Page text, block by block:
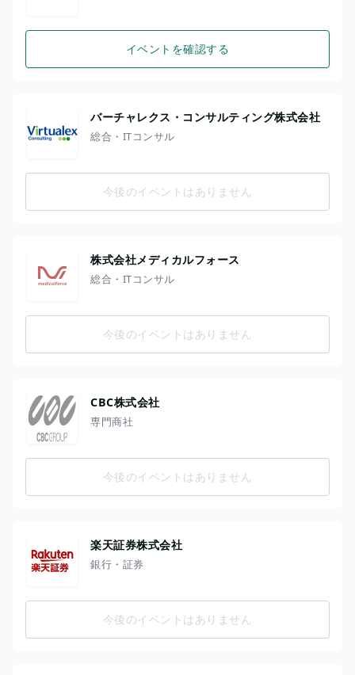
イベントを確認する
バーチャレクス・コンサルティング株式会社
総合・ITコンサル
今後のイベントはありません
株式会社メディカルフォース
総合・ITコンサル
今後のイベントはありません
CBC株式会社
専門商社
今後のイベントはありません
楽天証券株式会社
銀行・証券
今後のイベントはありません